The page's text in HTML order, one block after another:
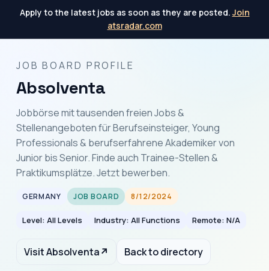
Apply to the latest jobs as soon as they are posted. Join
atsradar.com
JOB BOARD PROFILE
Absolventa
Jobbörse mit tausenden freien Jobs &
Stellenangeboten für Berufseinsteiger, Young
Professionals & berufserfahrene Akademiker von
Junior bis Senior. Finde auch Trainee-Stellen &
Praktikumsplätze. Jetzt bewerben.
GERMANY JOB BOARD 8/12/2024
Level: All Levels Industry: All Functions Remote: N/A
Visit Absolventa↗ Back to directory